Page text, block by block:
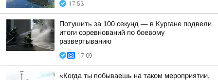
17:53
Потушить за 100 секунд — в Кургане подвели
итоги соревнований по боевому
развертыванию
17:09
«Когда ты побываешь на таком мероприятии,